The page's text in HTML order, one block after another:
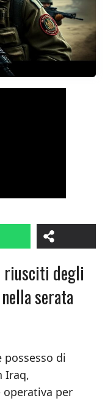
degli
serata
possesso di
Iraq,
per